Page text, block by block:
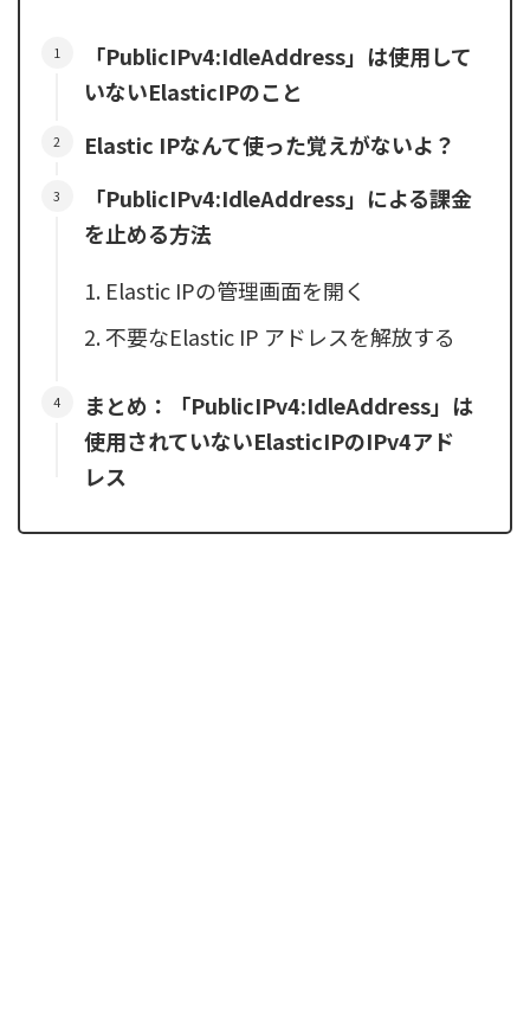
「PublicIPv4:IdleAddress」は使用して
いないElasticIPのこと
Elastic IPなんて使った覚えがないよ？
「PublicIPv4:IdleAddress」による課金
を止める方法
Elastic IPの管理画面を開く
不要なElastic IP アドレスを解放する
まとめ：「PublicIPv4:IdleAddress」は
使用されていないElasticIPのIPv4アド
レス